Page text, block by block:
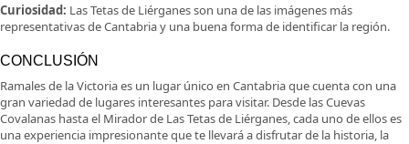
Curiosidad: Las Tetas de Liérganes son una de las imágenes más
representativas de Cantabria y una buena forma de identificar la región.
CONCLUSIÓN
Ramales de la Victoria es un lugar único en Cantabria que cuenta con una
gran variedad de lugares interesantes para visitar. Desde las Cuevas
Covalanas hasta el Mirador de Las Tetas de Liérganes, cada uno de ellos es
una experiencia impresionante que te llevará a disfrutar de la historia, la